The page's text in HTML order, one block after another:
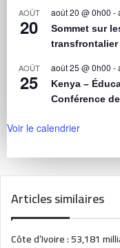
AOÛT
20
août 20 @ 0h00 -
Sommet sur
transfrontalier
AOÛT
25
août 25 @ 0h00 -
Kenya –
Conférence
Voir le calendrier
Articles similaires
Côte d’Ivoire : 53,181